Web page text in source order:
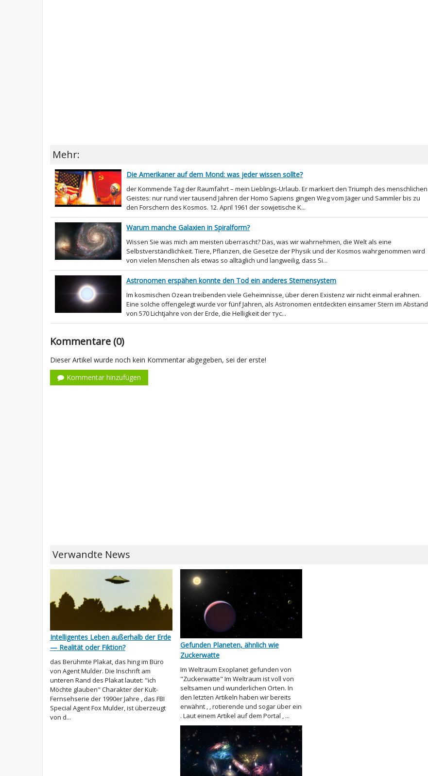
Mehr:
Die Amerikaner auf dem Mond: was jeder wissen sollte?
der Kommende Tag der Raumfahrt – mein Lieblings-Urlaub. Er markiert den Triumph des menschlichen
Geistes: nur rund vier tausend Jahren der Homo Sapiens gingen Weg vom Jäger und Sammler bis zu
den Forschern des Kosmos. 12. April 1961 der sowjetische K...
Warum manche Galaxien in Spiralform?
Wissen Sie was mich am meisten überrascht? Das, was wir wahrnehmen, die Welt als eine
Selbstverständlichkeit. Tiere, Pflanzen, die Gesetze der Physik und der Kosmos wahrgenommen wird
von vielen Menschen als etwas so alltäglich und langweilig, dass Si...
Astronomen erspähen konnte den Tod ein anderes Sternensystem
Im kosmischen Ozean treibenden viele Geheimnisse, über deren Existenz wir nicht einmal erahnen.
Eine solche offengelegt wurde vor fünf Jahren, als Astronomen entdeckten einsamer Stern im Abstand
von 570 Lichtjahre von der Erde, die Helligkeit der тус...
Kommentare (0)
Dieser Artikel wurde noch kein Kommentar abgegeben, sei der erste!
Kommentar hinzufügen
Verwandte News
Intelligentes Leben außerhalb der Erde
— Realität oder Fiktion?
das Berühmte Plakat, das hing im Büro
von Agent Mulder. Die Inschrift am
unteren Rand des Plakat lautet: "ich
Möchte glauben" Charakter der Kult-
Fernsehserie der 1990er Jahre , das FBI
Special Agent Fox Mulder, ist überzeugt
von d...
Gefunden Planeten, ähnlich wie
Zuckerwatte
Im Weltraum Exoplanet gefunden von
"Zuckerwatte" Im Weltraum ist voll von
seltsamen und wunderlichen Orten. In
den letzten Artikeln haben wir bereits
erwähnt , , rotierende und sogar über ein
. Laut einem Artikel auf dem Portal , ...